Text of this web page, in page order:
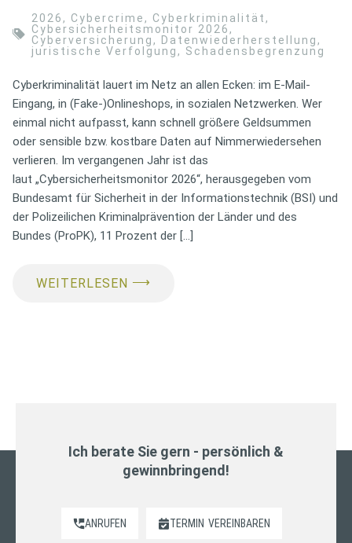
2026 , Cybercrime , Cyberkriminalität ,
Cybersicherheitsmonitor 2026 ,
Cyberversicherung , Datenwiederherstellung ,
juristische Verfolgung , Schadensbegrenzung
Cyberkriminalität lauert im Netz an allen Ecken: im E-Mail-
Eingang, in (Fake-)Onlineshops, in sozialen Netzwerken. Wer
einmal nicht aufpasst, kann schnell größere Geldsummen
oder sensible bzw. kostbare Daten auf Nimmerwiedersehen
verlieren. Im vergangenen Jahr ist das
laut „Cybersicherheitsmonitor 2026“, herausgegeben vom
Bundesamt für Sicherheit in der Informationstechnik (BSI) und
der Polizeilichen Kriminalprävention der Länder und des
Bundes (ProPK), 11 Prozent der […]
WEITERLESEN ⟶
Ich berate Sie gern - persönlich &
gewinnbringend!
ANRUFEN TERMIN VEREINBAREN